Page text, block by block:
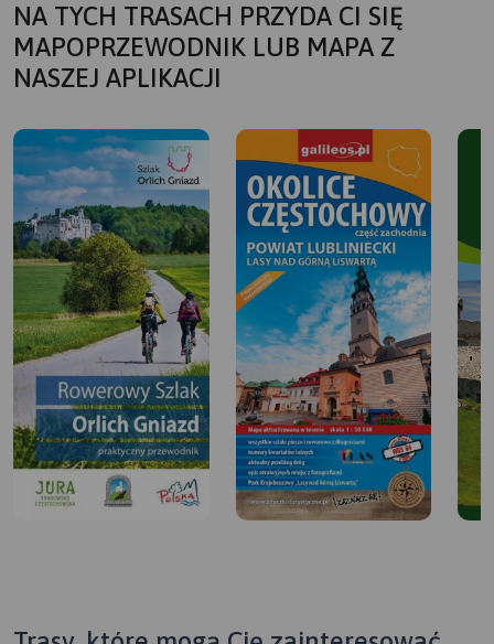
NA TYCH TRASACH PRZYDA CI SIĘ
MAPOPRZEWODNIK LUB MAPA Z
NASZEJ APLIKACJI